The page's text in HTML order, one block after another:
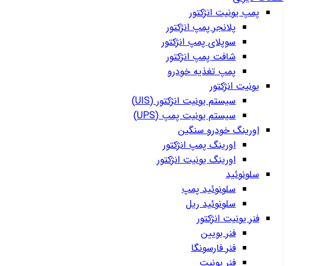
پمپ یونیت انژکتور
پلانجر پمپ انژکتور
سوپلای پمپ انژکتور
شافت پمپ انژکتور
پمپ تغذیه خودرو
یونیت انژکتور
سیستم یونیت انژکتور (UIS)
سیستم یونیت پمپ (UPS)
اورینگ خودرو سنگین
اورینگ پمپ انژکتور
اورینگ یونیت انژکتور
سلونوئید
سلونوئید پمپ
سلونوئید ریل
فنر یونیت انژکتور
فنر بویین
فنر فارسونگا
فنر یونیت